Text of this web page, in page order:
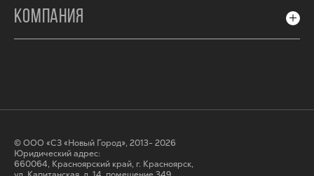
КОМПАНИЯ
© ООО «СЗ «Новый Город», 2013- 2026
Юридический адрес:
660064, Красноярский край, г. Красноярск,